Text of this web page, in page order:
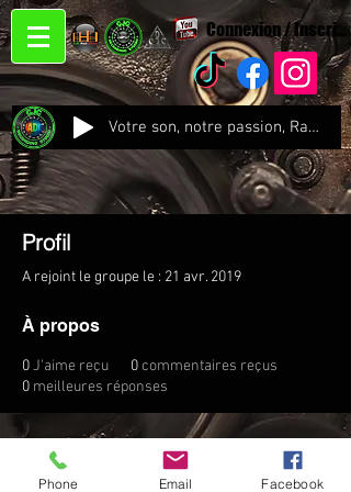
Connexion /
Votre son, notre passion, Radio CJC Recording Studio , là où chaque note prend vie !
Profil
A rejoint le groupe le : 21 avr. 2019
À propos
0J'aime reçu 0commentaires reçus
0 meilleures réponses
Phone Email Facebook